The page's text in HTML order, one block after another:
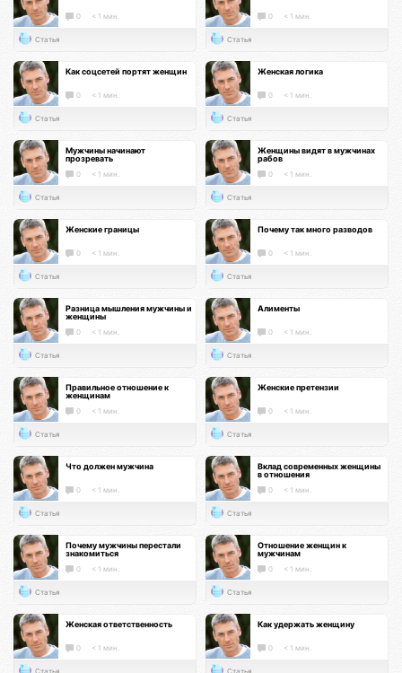
0 < 1 мин.
Статья
0 < 1 мин.
Статья
Как соцсетей портят женщин
0 < 1 мин.
Статья
Женская логика
0 < 1 мин.
Статья
Мужчины начинают
прозревать
0 < 1 мин.
Статья
Женщины видят в мужчинах
рабов
0 < 1 мин.
Статья
Женские границы
0 < 1 мин.
Статья
Почему так много разводов
0 < 1 мин.
Статья
Разница мышления мужчины и
женщины
0 < 1 мин.
Статья
Алименты
0 < 1 мин.
Статья
Правильное отношение к
женщинам
0 < 1 мин.
Статья
Женские претензии
0 < 1 мин.
Статья
Что должен мужчина
0 < 1 мин.
Статья
Вклад современных женщины
в отношения
0 < 1 мин.
Статья
Почему мужчины перестали
знакомиться
0 < 1 мин.
Статья
Отношение женщин к
мужчинам
0 < 1 мин.
Статья
Женская ответственность
0 < 1 мин.
Статья
Как удержать женщину
0 < 1 мин.
Статья